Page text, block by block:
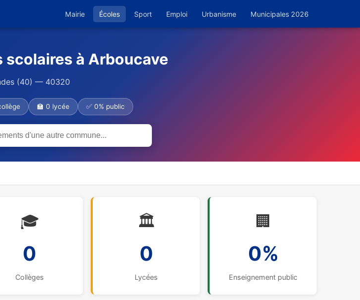
Mairie Écoles Sport Emploi Urbanisme Municipales 2026
scolaires à Arboucave
(40) — 40320
🏫 0 lycée ✅ 0% public
🎓
0
Collèges
🏛️
0
Lycées
🏢
0%
Enseignement public